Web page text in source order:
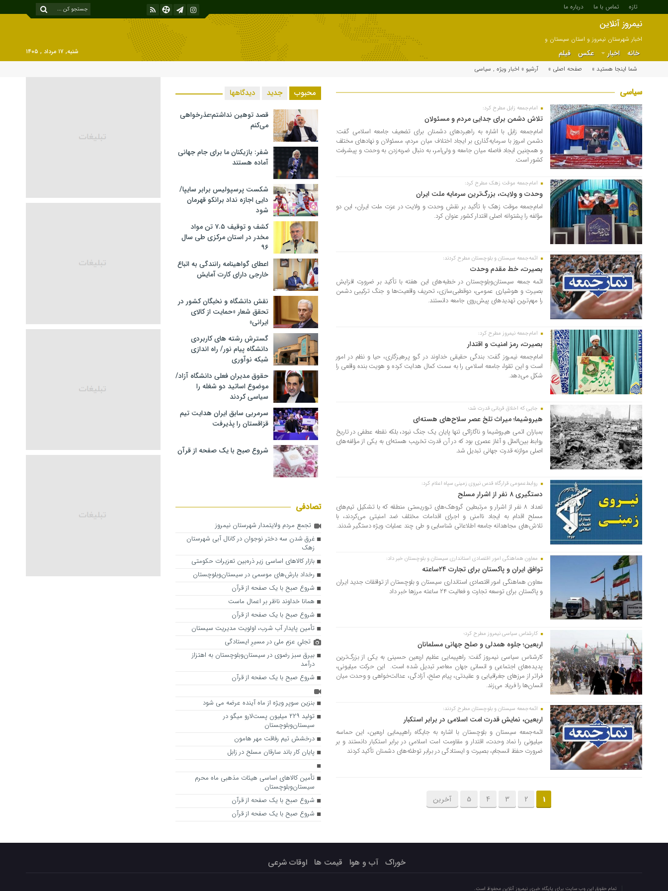
تازه تماس با ما درباره ما
نیمروز آنلاین
اخبار شهرستان نیمروز و استان سیستان و
بلوچستان
خانه اخبار عکس فیلم
شنبه, ۱۷ مرداد , ۱۴۰۵
شما اینجا هستید »
صفحه اصلی » آرشیو » اخبار ویژه , سیاسی
سیاسی
۱۶ مرداد ۱۴۰۵
امام‌جمعه زابل مطرح کرد:
تلاش دشمن برای جدایی مردم و مسئولان
امام‌جمعه زابل با اشاره به راهبردهای دشمنان برای تضعیف جامعه اسلامی گفت:
دشمن امروز با سرمایه‌گذاری بر ایجاد اختلاف میان مردم، مسئولان و نهادهای مختلف
و همچنین ایجاد فاصله میان جامعه و ولی‌امر، به دنبال ضربه‌زدن به وحدت و پیشرفت
کشور است.
۱۶ مرداد ۱۴۰۵
امام‌جمعه موقت زهک مطرح کرد:
وحدت و ولایت، بزرگ‌ترین سرمایه ملت ایران
امام‌جمعه موقت زهک با تأکید بر نقش وحدت و ولایت در عزت ملت ایران، این دو
مؤلفه را پشتوانه اصلی اقتدار کشور عنوان کرد.
۱۶ مرداد ۱۴۰۵
ائمه‌جمعه سیستان و بلوچستان مطرح کردند:
بصیرت، خط مقدم وحدت
ائمه جمعه سیستان‌وبلوچستان در خطبه‌های این هفته با تأکید بر ضرورت افزایش
بصیرت و هوشیاری عمومی، دوقطبی‌سازی، تحریف واقعیت‌ها و جنگ ترکیبی دشمن
را مهم‌ترین تهدیدهای پیش‌روی جامعه دانستند.
امام‌جمعه نیمروز مطرح کرد:
بصیرت، رمز امنیت و اقتدار
امام‌جمعه نیمروز گفت: بندگی حقیقی خداوند در گرو پرهیزگاری، حیا و نظم در امور
است و این تقوا، جامعه اسلامی را به سمت کمال هدایت کرده و هویت بنده واقعی را
شکل می‌دهد.
جایی که اخلاق قربانی قدرت شد؛
هیروشیما؛ میراث تلخ عصر سلاح‌های هسته‌ای
بمباران اتمی هیروشیما و ناگازاکی تنها پایان یک جنگ نبود، بلکه نقطه عطفی در تاریخ
روابط بین‌الملل و آغاز عصری بود که در آن قدرت تخریب هسته‌ای به یکی از مؤلفه‌های
اصلی موازنه قدرت جهانی تبدیل شد.
روابط‌عمومی قرارگاه قدس نیروی زمینی سپاه اعلام کرد:
دستگیری ۸ نفر از اشرار مسلح
تعداد ۸ نفر از اشرار و مرتبطین گروهک‌های تروریستی منطقه که با تشکیل تیم‌های
مسلح اقدام به ایجاد ناامنی و اجرای اقدامات مختلف ضد امنیتی می‌کردند، با
تلاش‌های مجاهدانه جامعه اطلاعاتی شناسایی و طی چند عملیات ویژه دستگیر شدند.
۱۴ مرداد ۱۴۰۵
معاون هماهنگی امور اقتصادی استانداری سیستان و بلوچستان خبر داد:
توافق ایران و پاکستان برای تجارت ۲۴ساعته
معاون هماهنگی امور اقتصادی استانداری سیستان و بلوچستان از توافقات جدید ایران
و پاکستان برای توسعه تجارت و فعالیت ۲۴ ساعته مرزها خبر داد
۱۱ مرداد ۱۴۰۵
کارشناس سیاسی نیمروز مطرح کرد؛
اربعین؛ جلوه همدلی و صلح جهانی مسلمانان
کارشناس سیاسی نیمروز گفت: راهپیمایی عظیم اربعین حسینی به یکی از بزرگ‌ترین
پدیده‌های اجتماعی و انسانی جهان معاصر تبدیل شده است. این حرکت میلیونی،
فراتر از مرزهای جغرافیایی و عقیدتی، پیام صلح، آزادگی، عدالت‌خواهی و وحدت میان
انسان‌ها را فریاد می‌زند.
۰۹ مرداد ۱۴۰۵
ائمه‌جمعه سیستان و بلوچستان مطرح کردند:
اربعین، نمایش قدرت امت اسلامی در برابر استکبار
ائمه‌جمعه سیستان و بلوچستان با اشاره به جایگاه راهپیمایی اربعین، این حماسه
میلیونی را نماد وحدت، اقتدار و مقاومت امت اسلامی در برابر استکبار دانستند و بر
ضرورت حفظ انسجام، بصیرت و ایستادگی در برابر توطئه‌های دشمنان تأکید کردند
1
2
3
4
5 آخرین
محبوب جدید دیدگاهها
قصد توهین نداشتم؛عذرخواهی
می‌کنم
شفر: بازیکنان ما برای جام جهانی
آماده هستند
شکست پرسپولیس برابر سایپا/
دایی اجازه نداد برانکو قهرمان
شود
کشف و توقیف ۷.۵ تن مواد
مخدر در استان مرکزی طی سال
۹۶
اعطای گواهینامه رانندگی به اتباع
خارجی دارای کارت آمایش
نقش دانشگاه و نخبگان کشور در
تحقق شعار «حمایت از کالای
ایرانی»
گسترش رشته های کاربردی
دانشگاه پیام نور/ راه اندازی
شبکه نوآوری
حقوق مدیران فعلی دانشگاه آزاد/
موضوع اساتید دو شغله را
سیاسی کردند
سرمربی سابق ایران هدایت تیم
قزاقستان را پذیرفت
شروع صبح با یک صفحه از قرآن
تصادفی
تجمع مردم ولایتمدار شهرستان نیمروز
غرق شدن سه دختر نوجوان در کانال آبی شهرستان
زهک
بازار کالاهای اساسی زیر ذره‌بین تعزیرات حکومتی
رخداد بارش‌های موسمی در سیستان‌وبلوچستان
شروع صبح با یک صفحه از قرآن
همانا خداوند ناظر بر اعمال ماست
شروع صبح با یک صفحه از قرآن
تأمین پایدار آب شرب، اولویت مدیریت سیستان
تجلیِ عزمِ ملی در مسیرِ ایستادگی
بیرق سبز رضوی در سیستا‌ن‌وبلوچستان به اهتزاز
درآمد
شروع صبح با یک صفحه از قرآن
بنزین سوپر ویژه از ماه آینده عرضه می شود
تولید ۲۲۹ میلیون پست‌‌لارو میگو در
سیستان‌وبلوچستان
درخشش تیم رفاقت مهر هامون
پایان کار باند سارقان مسلح در زابل
تأمین کالاهای اساسی هیئات مذهبی ماه محرم
سیستان‌وبلوچستان
شروع صبح با یک صفحه از قرآن
شروع صبح با یک صفحه از قرآن
خوراک آب و هوا قیمت ها اوقات شرعی
تمام حقوق این وب سایت برای پایگاه خبری نیمروز آنلاین محفوظ است.